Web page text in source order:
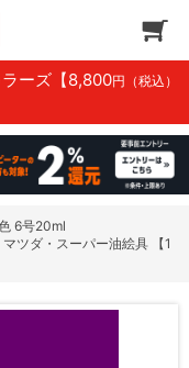
ーズ 【8,800円（税込）
6号20ml
ツダ・スーパー油絵具 【1